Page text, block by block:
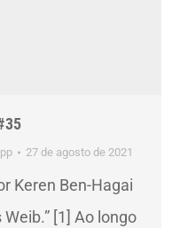
27 de agosto de 2021
Keren Ben-Hagai
[1] Ao longo